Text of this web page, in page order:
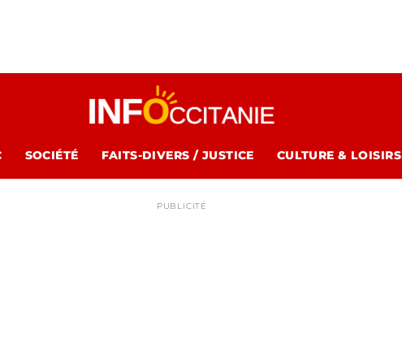
SOCIÉTÉ FAITS-DIVERS / JUSTICE CULTURE & LOISIRS
PUBLICITÉ